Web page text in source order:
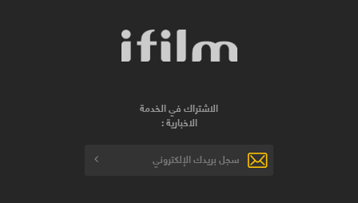
الاشتراك في الخدمة
الاخبارية :